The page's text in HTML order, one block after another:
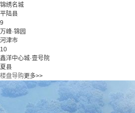
锦绣名城
平陆县
9
万峰·锦园
河津市
10
鑫洋中心城·壹号院
夏县
楼盘导购更多>>